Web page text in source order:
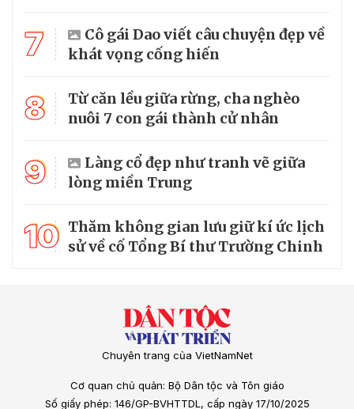
7
Cô gái Dao viết câu chuyện đẹp về
khát vọng cống hiến
8
Từ căn lều giữa rừng, cha nghèo
nuôi 7 con gái thành cử nhân
9
Làng cổ đẹp như tranh vẽ giữa
lòng miền Trung
10 Thăm không gian lưu giữ kí ức lịch
sử về cố Tổng Bí thư Trường Chinh
Chuyên trang của VietNamNet
Cơ quan chủ quản: Bộ Dân tộc và Tôn giáo
Số giấy phép: 146/GP-BVHTTDL, cấp ngày 17/10/2025